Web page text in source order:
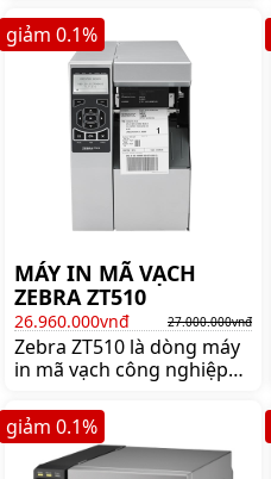
máy in mã vạch công
nghiệp Godex ZX430
chính hãng lên ngay
shoppos
MÁY IN MÃ VẠCH
ZEBRA ZT510
26.960.000vnđ 27.000.000vnđ
Zebra ZT510 là dòng máy
in mã vạch công nghiệp
ZEBRA. Mua máy in mã
vạch công nghiệp Zebra
ZT510 chính hãng giá tốt
giảm 0.1%
giảm 0.1%